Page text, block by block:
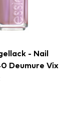
- Nail
Deumure Vix